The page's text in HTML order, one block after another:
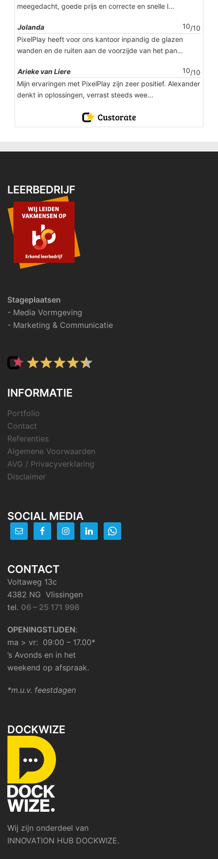
meegedacht, goede prijs en correcte en snelle l...
Jolanda 10/10
PixelPlay heeft voor ons kantoor inpandig de glazen
wanden en de ruiten aan de voorzijde van het pan...
Arieke van Liere 10/10
Mijn ervaringen met PixelPlay zijn zeer positief. Alexander
denkt in oplossingen, verrast steeds wee...
LEERBEDRIJF
Stageplaatsen
- Media Vormgeving
- Marketing & Communicatie
INFORMATIE
Portfolio
Contact
Referenties
Algemene Voorwaarden
AVG / Privacyverklaring
Disclaimer
SOCIAL MEDIA
CONTACT
Voltaweg 13c
4382 NG Vlissingen
tel. 06 – 25 171 998
OPENINGSTIJDEN:
ma > vr: 09:00 – 17.00*
’s Avonds en in het
weekend op afspraak.
*m.u.v. feestdagen
DOCKWIZE
Wij zijn onderdeel van
INNOVATION HUB DOCKWIZE.